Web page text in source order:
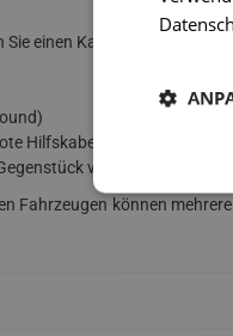
einen Kabelbaum – diesen
Hilfskabel des Videokabels
von der Kamera
Fahrzeugen können